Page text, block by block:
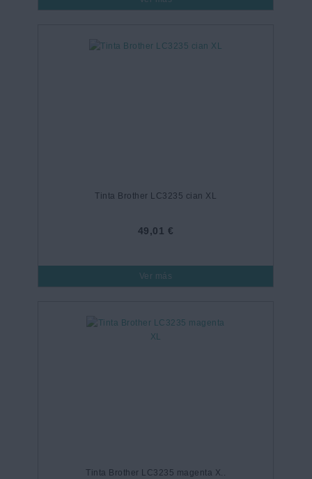
Tinta Brother LC3235 cian XL
49,01 €
Ver más
Tinta Brother LC3235 magenta X..